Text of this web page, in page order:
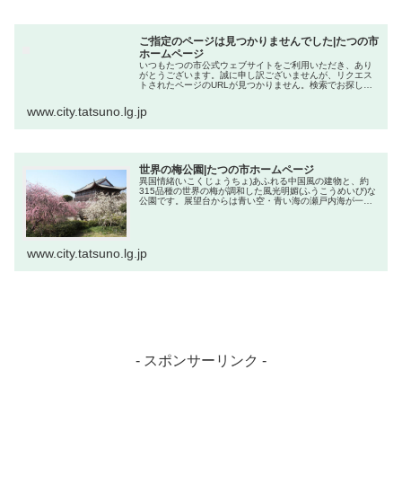
ご指定のページは見つかりませんでした|たつの市
ホームページ
いつもたつの市公式ウェブサイトをご利用いただき、あり
がとうございます。誠に申し訳ございませんが、リクエス
トされたページのURLが見つかりません。検索でお探しの
ンクからお探しください。 たつ...
www.city.tatsuno.lg.jp
世界の梅公園|たつの市ホームページ
異国情緒(いこくじょうちょ)あふれる中国風の建物と、約
315品種の世界の梅が調和した風光明媚(ふうこうめいび)な
公園です。展望台からは青い空・青い海の瀬戸内海が一望
www.city.tatsuno.lg.jp
- スポンサーリンク -